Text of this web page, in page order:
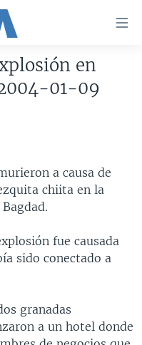
en
01-09
a causa de
chiita en la
fue causada
sido conectado a
granadas
a un hotel donde